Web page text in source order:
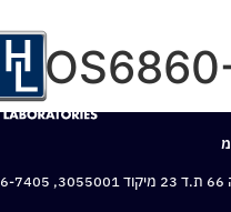
7405